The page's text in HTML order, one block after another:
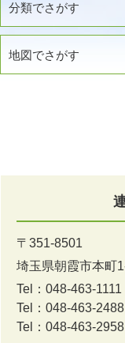
分類でさがす
地図でさがす
〒351-8501
埼玉県朝霞市本町
Tel：048-463-1111
Tel：048-463-2488
Tel：048-463-2958